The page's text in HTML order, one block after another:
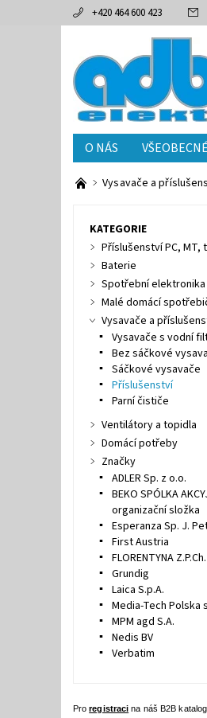
+420 464 600 423
O NÁS
Vysavače a
KATEGORIE
Příslušenství PC, MT,
Baterie
Spotřební elektronika
Malé domácí
Vysavače a
Vysavače s vodní
Bez sáčkové
Sáčkové vysavače
Příslušenství
Parní čističe
Ventilátory a topidla
Domácí potřeby
Značky
ADLER Sp. z o.o.
BEKO SPÓLKA
organizační složka
Esperanza Sp. J.
First Austria
FLORENTYNA Z.P.Ch.
Grundig
Laica S.p.A.
Media-Tech Polska
MPM agd S.A.
Nedis BV
Verbatim
Proregistraci na náš B2B